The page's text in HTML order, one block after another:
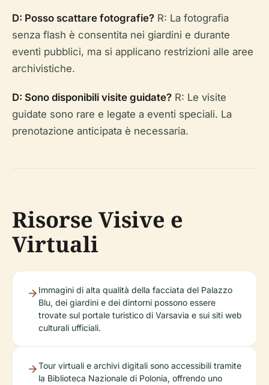
D: Posso scattare fotografie? R: La fotografia
senza flash è consentita nei giardini e durante
eventi pubblici, ma si applicano restrizioni alle aree
archivistiche.
D: Sono disponibili visite guidate? R: Le visite
guidate sono rare e legate a eventi speciali. La
prenotazione anticipata è necessaria.
Risorse Visive e
Virtuali
Immagini di alta qualità della facciata del Palazzo
Blu, dei giardini e dei dintorni possono essere
trovate sul portale turistico di Varsavia e sui siti web
culturali ufficiali.
Tour virtuali e archivi digitali sono accessibili tramite
la Biblioteca Nazionale di Polonia, offrendo uno